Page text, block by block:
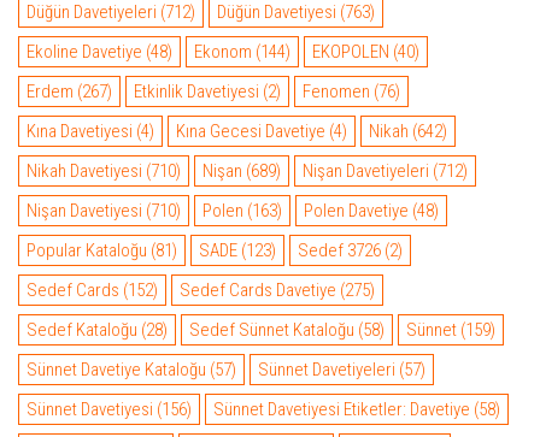
Düğün Davetiyeleri (712) Düğün Davetiyesi (763)
Ekoline Davetiye (48) Ekonom (144) EKOPOLEN (40)
Erdem (267) Etkinlik Davetiyesi (2) Fenomen (76)
Kına Davetiyesi (4) Kına Gecesi Davetiye (4) Nikah (642)
Nikah Davetiyesi (710) Nişan (689) Nişan Davetiyeleri (712)
Nişan Davetiyesi (710) Polen (163) Polen Davetiye (48)
Popular Kataloğu (81) SADE (123) Sedef 3726 (2)
Sedef Cards (152) Sedef Cards Davetiye (275)
Sedef Kataloğu (28) Sedef Sünnet Kataloğu (58) Sünnet (159)
Sünnet Davetiye Kataloğu (57) Sünnet Davetiyeleri (57)
Sünnet Davetiyesi (156) Sünnet Davetiyesi Etiketler: Davetiye (58)